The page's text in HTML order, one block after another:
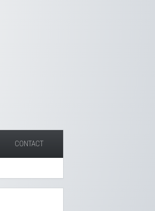
CONTACT